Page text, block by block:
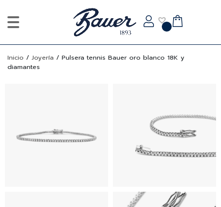
Inicio / Joyería / Pulsera tennis Bauer oro blanco 18K y
diamantes